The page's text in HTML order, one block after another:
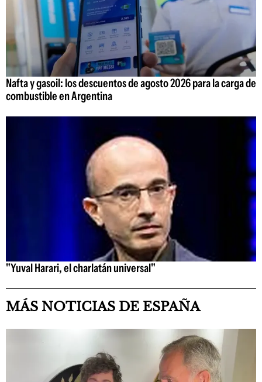
Nafta y gasoil: los descuentos de agosto 2026 para la carga de
combustible en Argentina
"Yuval Harari, el charlatán universal"
MÁS NOTICIAS DE ESPAÑA